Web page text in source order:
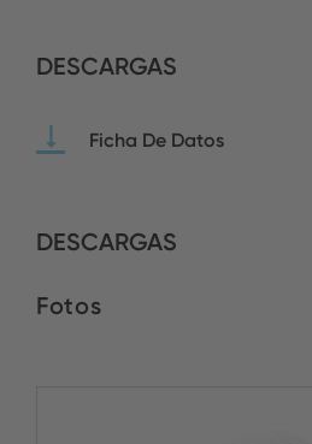
DESCARGAS
Ficha De Datos
DESCARGAS
Fotos